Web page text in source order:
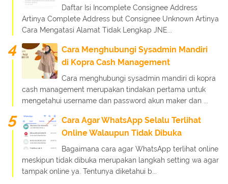
Daftar Isi Incomplete Consignee Address
Artinya Complete Address but Consignee Unknown Artinya
Cara Mengatasi Alamat Tidak Lengkap JNE...
Cara Menghubungi Sysadmin Mandiri
di Kopra Cash Management
Cara menghubungi sysadmin mandiri di kopra
cash management merupakan tindakan pertama untuk
mengetahui username dan password akun maker dan ...
Cara Agar WhatsApp Selalu Terlihat
Online Walaupun Tidak Dibuka
Bagaimana cara agar WhatsApp terlihat online
meskipun tidak dibuka merupakan langkah setting wa agar
tampak online ya. Tentunya diketahui b...